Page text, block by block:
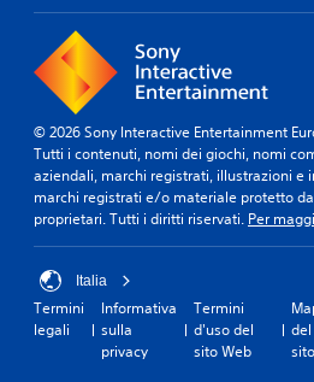
© 2026 Sony Interactive Entertainment
Tutti i contenuti, nomi dei giochi, nomi
aziendali, marchi registrati, illustrazioni e
marchi registrati e/o materiale protetto
proprietari. Tutti i diritti riservati. Per
Italia
Termini
legali
Informativa
sulla
privacy
Termini
d'uso del
sito Web
del
sito